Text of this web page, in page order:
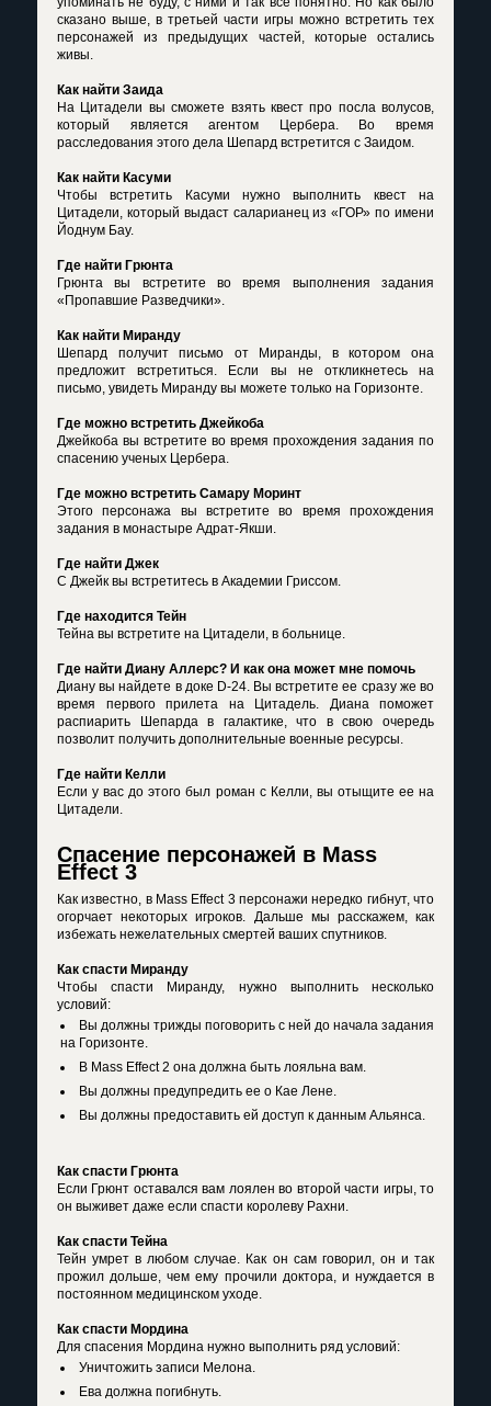
сказано выше, в третьей части игры можно встретить тех
персонажей из предыдущих частей, которые остались
живы.
Как найти Заида
На Цитадели вы сможете взять квест про посла волусов,
который является агентом Цербера. Во время
расследования этого дела Шепард встретится с Заидом.
Как найти Касуми
Чтобы встретить Касуми нужно выполнить квест на
Цитадели, который выдаст саларианец из «ГОР» по имени
Йоднум Бау.
Где найти Грюнта
Грюнта вы встретите во время выполнения задания
«Пропавшие Разведчики».
Как найти Миранду
Шепард получит письмо от Миранды, в котором она
предложит встретиться. Если вы не откликнетесь на
письмо, увидеть Миранду вы можете только на Горизонте.
Где можно встретить Джейкоба
Джейкоба вы встретите во время прохождения задания по
спасению ученых Цербера.
Где можно встретить Самару Моринт
Этого персонажа вы встретите во время прохождения
задания в монастыре Адрат-Якши.
Где найти Джек
С Джейк вы встретитесь в Академии Гриссом.
Где находится Тейн
Тейна вы встретите на Цитадели, в больнице.
Где найти Диану Аллерс? И как она может мне помочь
Диану вы найдете в доке D-24. Вы встретите ее сразу же во
время первого прилета на Цитадель. Диана поможет
распиарить Шепарда в галактике, что в свою очередь
позволит получить дополнительные военные ресурсы.
Где найти Келли
Если у вас до этого был роман с Келли, вы отыщите ее на
Цитадели.
Спасение персонажей в Mass
Effect 3
Как известно, в Mass Effect 3 персонажи нередко гибнут, что
огорчает некоторых игроков. Дальше мы расскажем, как
избежать нежелательных смертей ваших спутников.
Как спасти Миранду
Чтобы спасти Миранду, нужно выполнить несколько
условий:
Вы должны трижды поговорить с ней до начала задания
на Горизонте.
В Mass Effect 2 она должна быть лояльна вам.
Вы должны предупредить ее о Кае Лене.
Вы должны предоставить ей доступ к данным Альянса.
Как спасти Грюнта
Если Грюнт оставался вам лоялен во второй части игры, то
он выживет даже если спасти королеву Рахни.
Как спасти Тейна
Тейн умрет в любом случае. Как он сам говорил, он и так
прожил дольше, чем ему прочили доктора, и нуждается в
постоянном медицинском уходе.
Как спасти Мордина
Для спасения Мордина нужно выполнить ряд условий:
Уничтожить записи Мелона.
Ева должна погибнуть.